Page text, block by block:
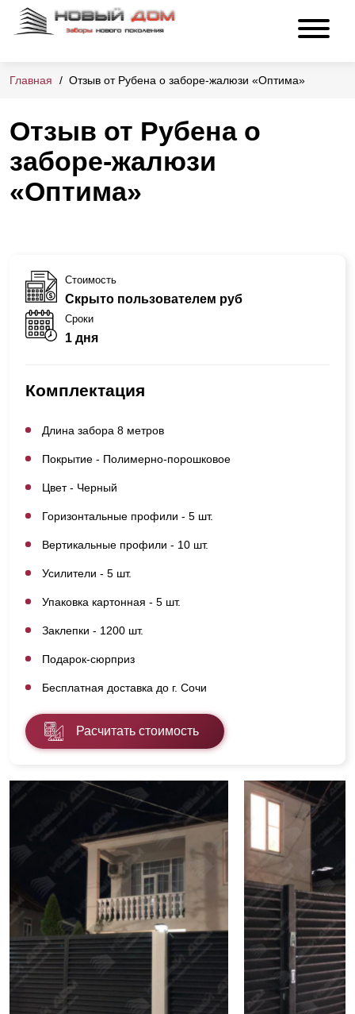
Главная Отзыв от Рубена о заборе-жалюзи «Оптима»
Отзыв от Рубена о
заборе-жалюзи
«Оптима»
Стоимость
Скрыто пользователем руб
Сроки
1 дня
Комплектация
Длина забора 8 метров
Покрытие - Полимерно-порошковое
Цвет - Черный
Горизонтальные профили - 5 шт.
Вертикальные профили - 10 шт.
Усилители - 5 шт.
Упаковка картонная - 5 шт.
Заклепки - 1200 шт.
Подарок-сюрприз
Бесплатная доставка до г. Сочи
Расчитать стоимость